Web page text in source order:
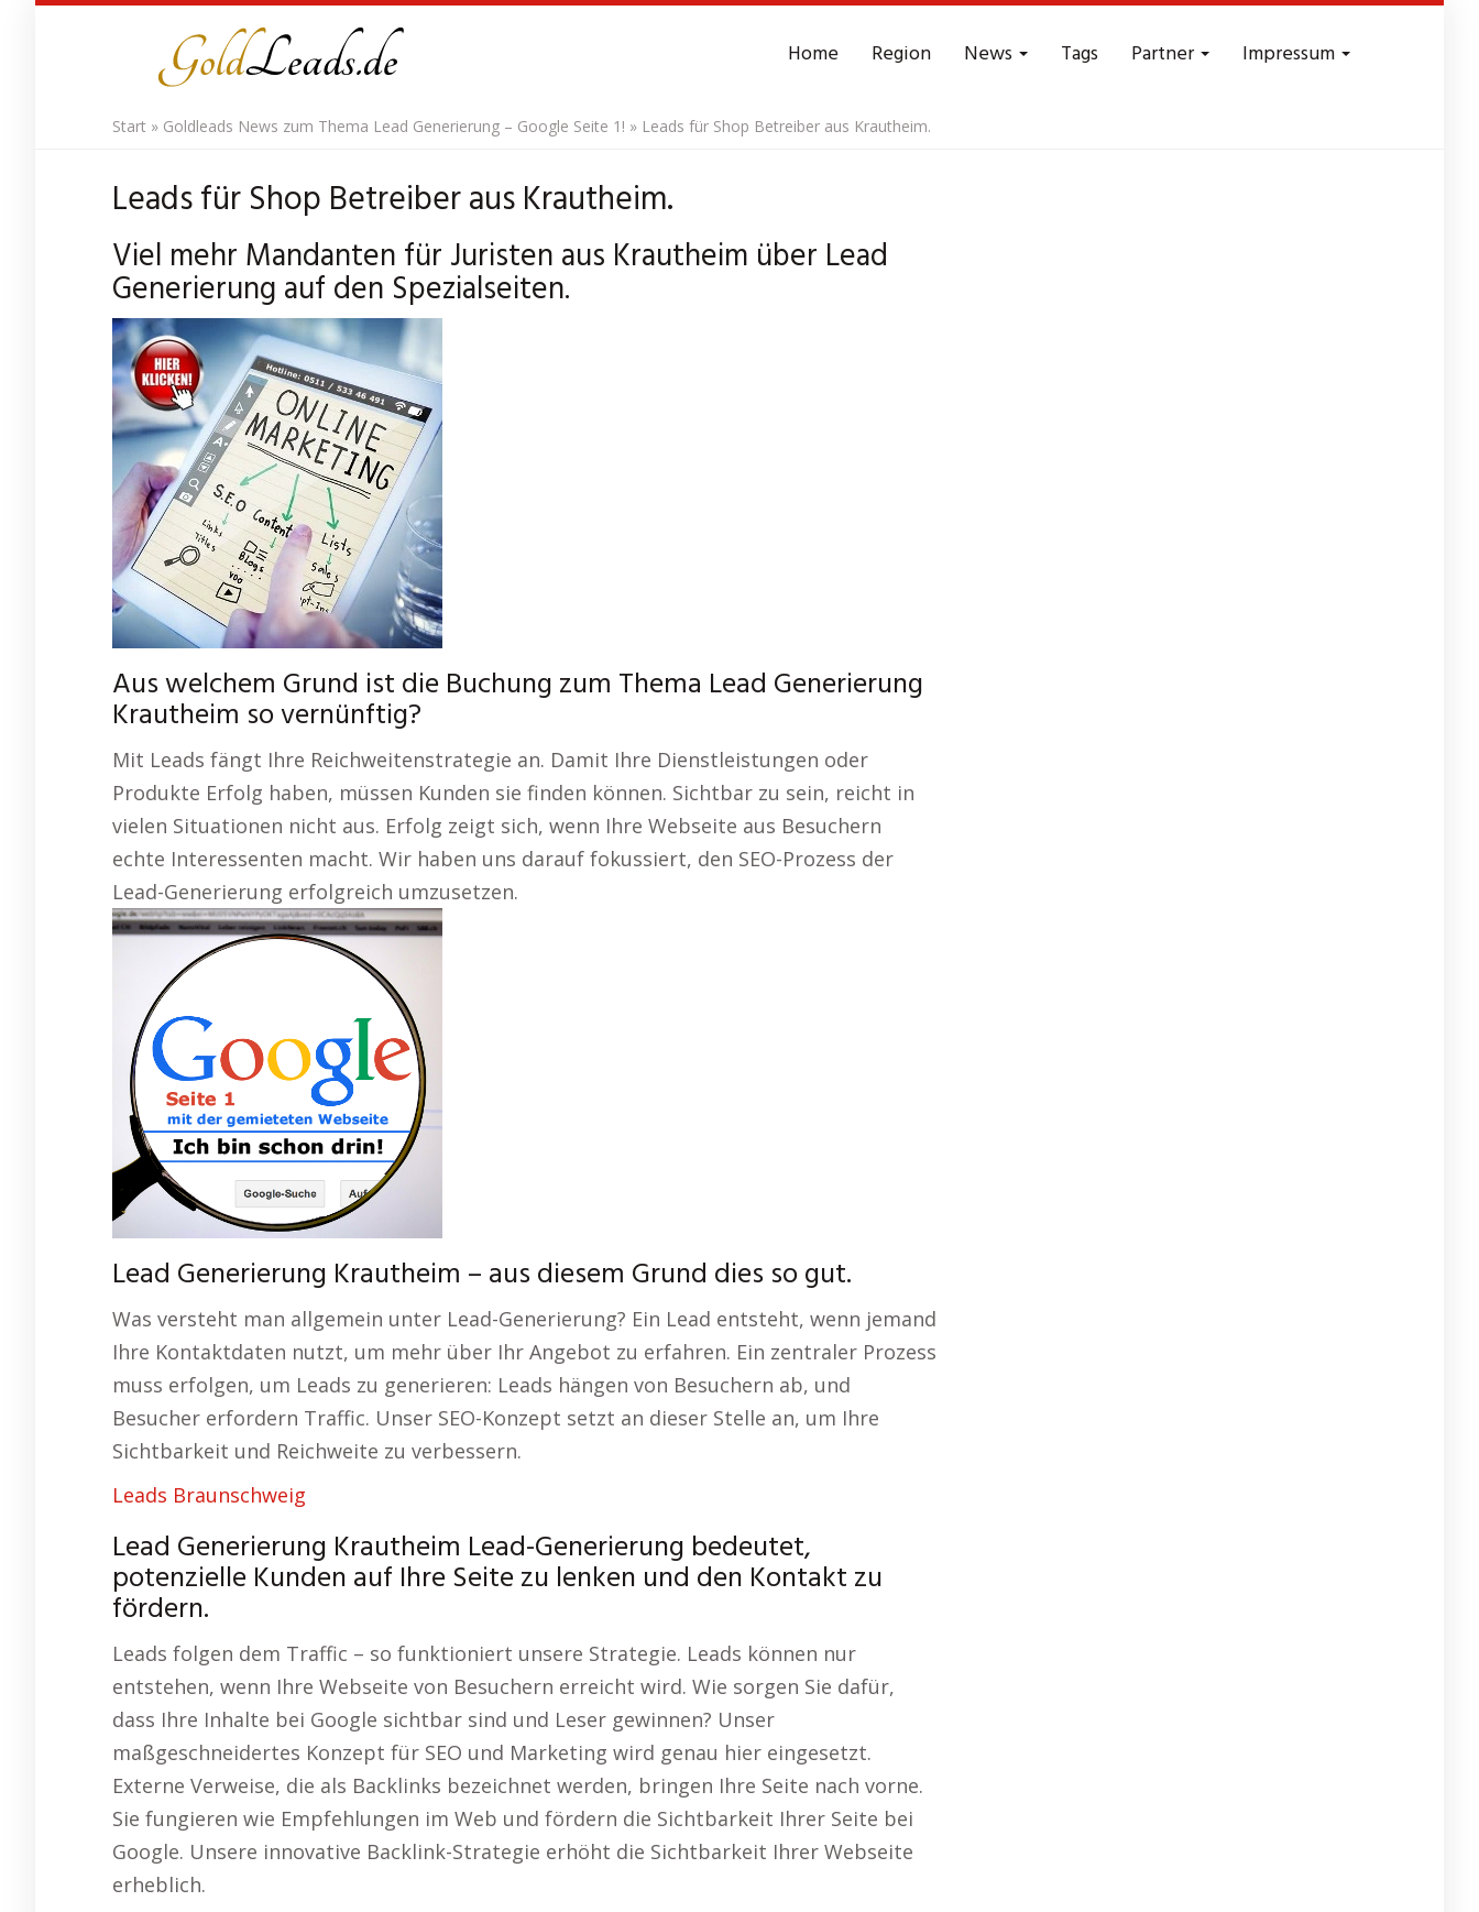
Home Region News Tags Partner Impressum
Start » Goldleads News zum Thema Lead Generierung – Google Seite 1! » Leads für Shop Betreiber aus Krautheim.
Leads für Shop Betreiber aus Krautheim.
Viel mehr Mandanten für Juristen aus Krautheim über Lead
Generierung auf den Spezialseiten.
Aus welchem Grund ist die Buchung zum Thema Lead Generierung
Krautheim so vernünftig?
Mit Leads fängt Ihre Reichweitenstrategie an. Damit Ihre Dienstleistungen oder
Produkte Erfolg haben, müssen Kunden sie finden können. Sichtbar zu sein, reicht in
vielen Situationen nicht aus. Erfolg zeigt sich, wenn Ihre Webseite aus Besuchern
echte Interessenten macht. Wir haben uns darauf fokussiert, den SEO-Prozess der
Lead-Generierung erfolgreich umzusetzen.
Lead Generierung Krautheim – aus diesem Grund dies so gut.
Was versteht man allgemein unter Lead-Generierung? Ein Lead entsteht, wenn jemand
Ihre Kontaktdaten nutzt, um mehr über Ihr Angebot zu erfahren. Ein zentraler Prozess
muss erfolgen, um Leads zu generieren: Leads hängen von Besuchern ab, und
Besucher erfordern Traffic. Unser SEO-Konzept setzt an dieser Stelle an, um Ihre
Sichtbarkeit und Reichweite zu verbessern.
Leads Braunschweig
Lead Generierung Krautheim Lead-Generierung bedeutet,
potenzielle Kunden auf Ihre Seite zu lenken und den Kontakt zu
fördern.
Leads folgen dem Traffic – so funktioniert unsere Strategie. Leads können nur
entstehen, wenn Ihre Webseite von Besuchern erreicht wird. Wie sorgen Sie dafür,
dass Ihre Inhalte bei Google sichtbar sind und Leser gewinnen? Unser
maßgeschneidertes Konzept für SEO und Marketing wird genau hier eingesetzt.
Externe Verweise, die als Backlinks bezeichnet werden, bringen Ihre Seite nach vorne.
Sie fungieren wie Empfehlungen im Web und fördern die Sichtbarkeit Ihrer Seite bei
Google. Unsere innovative Backlink-Strategie erhöht die Sichtbarkeit Ihrer Webseite
erheblich.